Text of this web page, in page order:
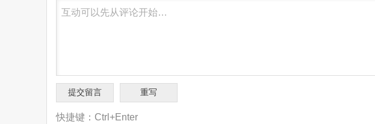
快捷键：Ctrl+Enter